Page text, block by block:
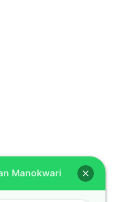
Manokwari